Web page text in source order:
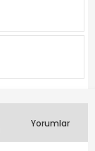
Yorumlar